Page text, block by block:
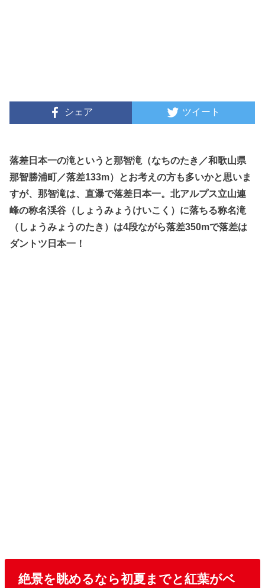
シェア ツイート
落差日本一の滝というと那智滝（なちのたき／和歌山県
那智勝浦町／落差133m）とお考えの方も多いかと思いま
すが、那智滝は、直瀑で落差日本一。北アルプス立山連
峰の称名渓谷（しょうみょうけいこく）に落ちる称名滝
（しょうみょうのたき）は4段ながら落差350mで落差は
ダントツ日本一！
絶景を眺めるなら初夏までと紅葉がベ